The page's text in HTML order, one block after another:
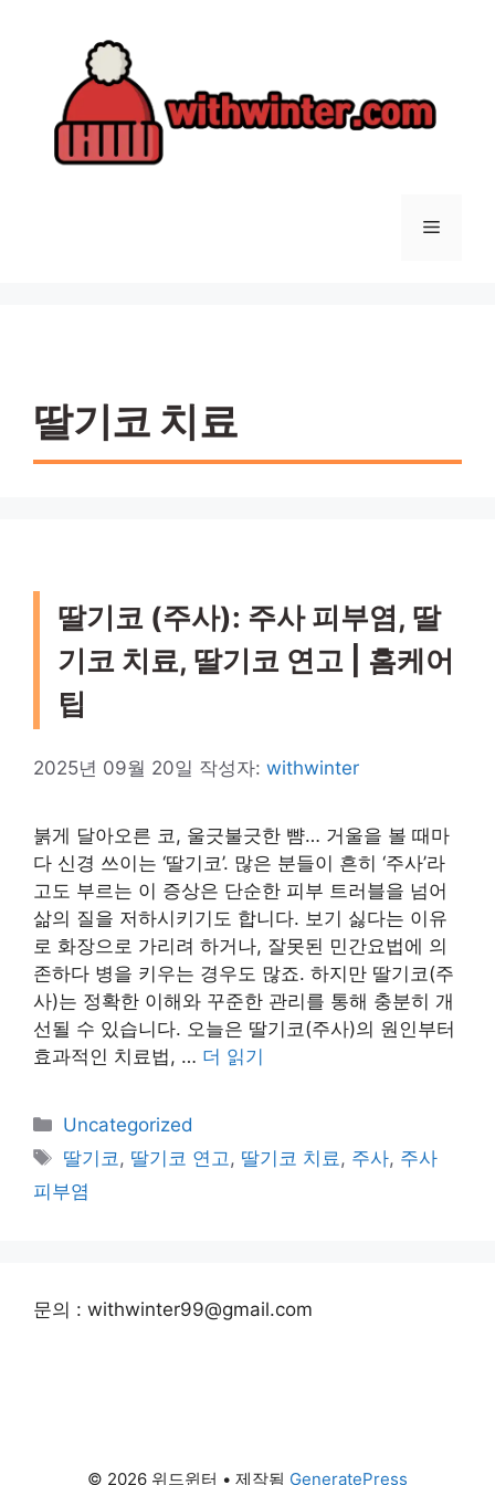
메
딸기코 치료
딸기코 (주사): 주사 피부염, 딸
기코 치료, 딸기코 연고 | 홈케어
팁
2025년 09월 20일 작성자: withwinter
붉게 달아오른 코, 울긋불긋한 뺨… 거울을 볼 때마
다 신경 쓰이는 ‘딸기코’. 많은 분들이 흔히 ‘주사’라
고도 부르는 이 증상은 단순한 피부 트러블을 넘어
삶의 질을 저하시키기도 합니다. 보기 싫다는 이유
로 화장으로 가리려 하거나, 잘못된 민간요법에 의
존하다 병을 키우는 경우도 많죠. 하지만 딸기코(주
사)는 정확한 이해와 꾸준한 관리를 통해 충분히 개
선될 수 있습니다. 오늘은 딸기코(주사)의 원인부터
효과적인 치료법, … 더 읽기
카
테
리
Uncategorized
태
그
딸기코 , 딸기코 연고 , 딸기코 치료 , 주사, 주사
피부염
문의 : withwinter99@gmail.com
© 2026 위드윈터 • 제작됨 GeneratePress